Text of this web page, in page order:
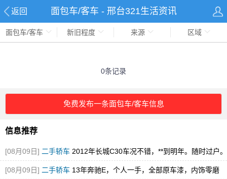
返回 面包车/客车 - 邢台321生活资讯
面包车/客车 新旧程度 来源 区域
0条记录
免费发布一条面包车/客车信息
信息推荐
[08月09日] 二手轿车 2012年长城C30车况不错，**到明年。随时过户。
201
[08月09日] 二手轿车 13年奔驰E，个人一手，全部原车漆，内饰零磨